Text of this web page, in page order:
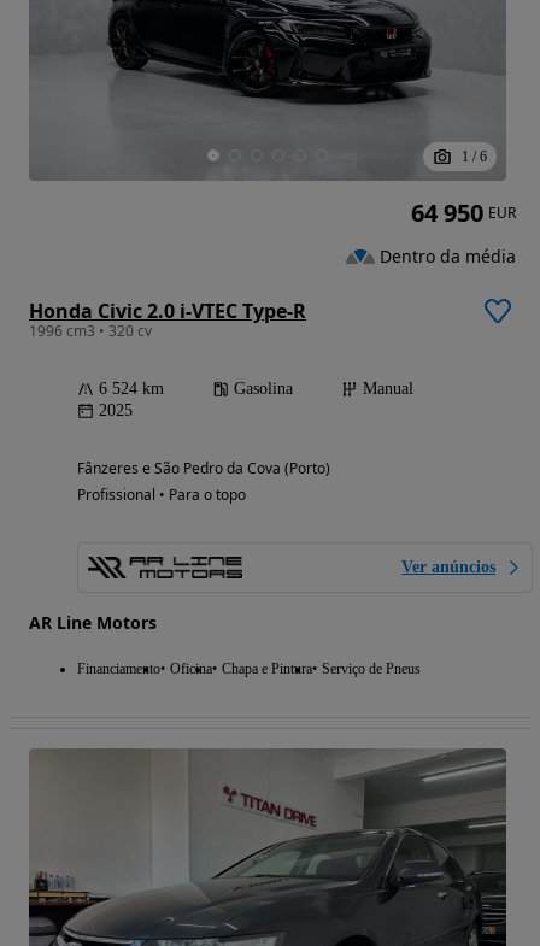
1 / 6
Honda Civic 2.0 i-VTEC Type-R
1996 cm3 • 320 cv
6 524 km Gasolina
Manual
2025
Fânzeres e São Pedro da Cova (Porto)
Profissional • Para o topo
Ver anúncios
AR Line Motors
Financiamento Oficina Chapa e Pintura Serviço de Pneus
64 950 EUR
Dentro da média